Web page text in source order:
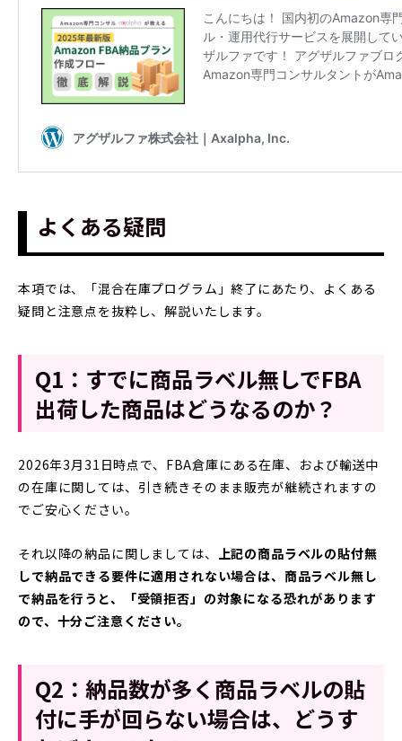
よくある疑問
本項では、「混合在庫プログラム」終了にあたり、よくある
疑問と注意点を抜粋し、解説いたします。
Q1：すでに商品ラベル無しでFBA
出荷した商品はどうなるのか？
2026年3月31日時点で、FBA倉庫にある在庫、および輸送中
の在庫に関しては、引き続きそのまま販売が継続されますの
でご安心ください。
それ以降の納品に関しましては、
上記の商品ラベルの貼付無
しで納品できる要件に適用されない場合は、商品ラベル無し
で納品を行うと、「受領拒否」の対象になる恐れがあります
ので、十分ご注意ください。
Q2：納品数が多く商品ラベルの貼
付に手が回らない場合は、どうす